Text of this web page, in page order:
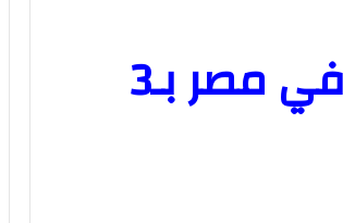
معتصم النهار ينافس بقوة في مصر بـ3